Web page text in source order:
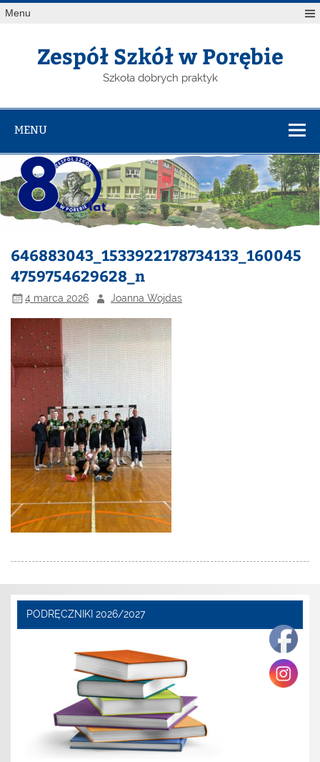
Menu
Zespół Szkół w Porębie
Szkoła dobrych praktyk
MENU
646883043_1533922178734133_160045
4759754629628_n
4 marca 2026 Joanna Wojdas
PODRĘCZNIKI 2026/2027